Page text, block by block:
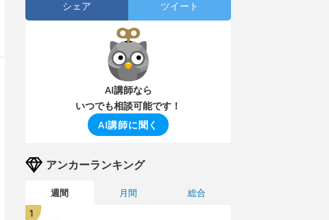
シェア ツイート
AI講師なら
いつでも相談可能です！
AI講師に聞く
アンカーランキング
週間 月間 総合
1